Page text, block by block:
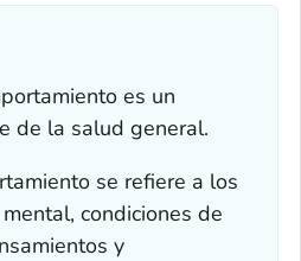
es un
de la salud general.
se refiere a los
condiciones de
y